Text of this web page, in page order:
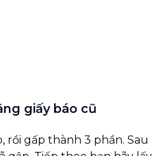
giấy báo cũ
rồi gấp thành 3 phần. Sau